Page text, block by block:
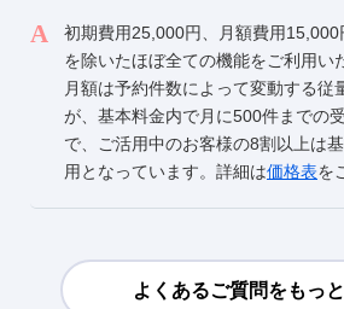
初期費用25,000円、月額費用
を除いたほぼ全ての機能をご利用い
月額は予約件数によって変動する従
が、基本料金内で月に500件までの
で、ご活用中のお客様の8割以上は
用となっています。詳細は価格表を
よくあるご質問をもっ